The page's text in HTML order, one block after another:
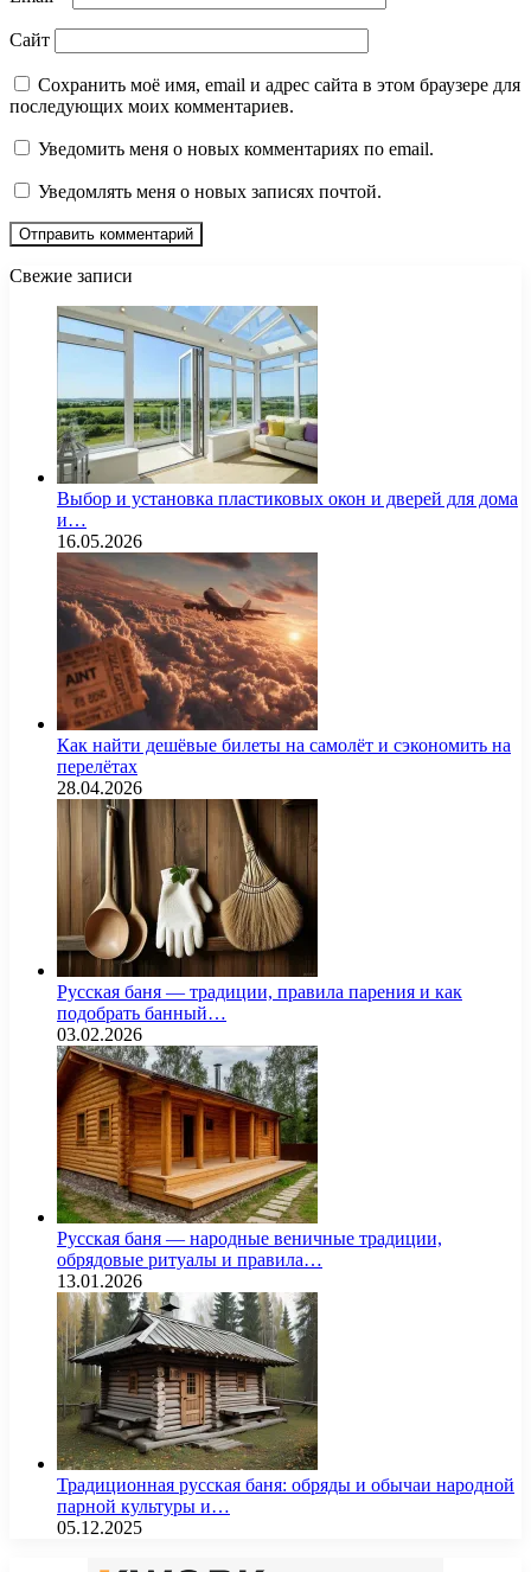
Сайт
Сохранить моё имя, email и адрес сайта в этом браузере для
последующих моих комментариев.
Уведомить меня о новых комментариях по email.
Уведомлять меня о новых записях почтой.
Свежие записи
Выбор и установка пластиковых окон и дверей для дома
и…
16.05.2026
Как найти дешёвые билеты на самолёт и сэкономить на
перелётах
28.04.2026
Русская баня — традиции, правила парения и как
подобрать банный…
03.02.2026
Русская баня — народные веничные традиции,
обрядовые ритуалы и правила…
13.01.2026
Традиционная русская баня: обряды и обычаи народной
парной культуры и…
05.12.2025